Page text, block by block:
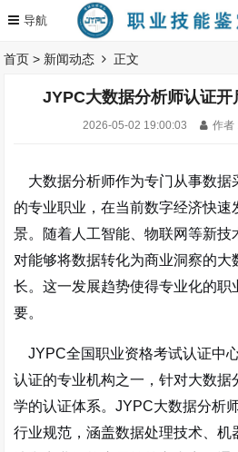
首页 > 新闻动态 正文
JYPC大数据分析师认证
2026-05-02 19:00:03 作者
大数据分析师作为专门从事数据
的专业职业，在当前数字经济快速
景。随着人工智能、物联网等新技
对能够将数据转化为商业洞察的大
长。这一发展趋势使得专业化的职
要。
JYPC全国职业资格考试认证中
认证的专业机构之一，针对大数据
学的认证体系。JYPC大数据分析
行业规范，涵盖数据处理技术、机